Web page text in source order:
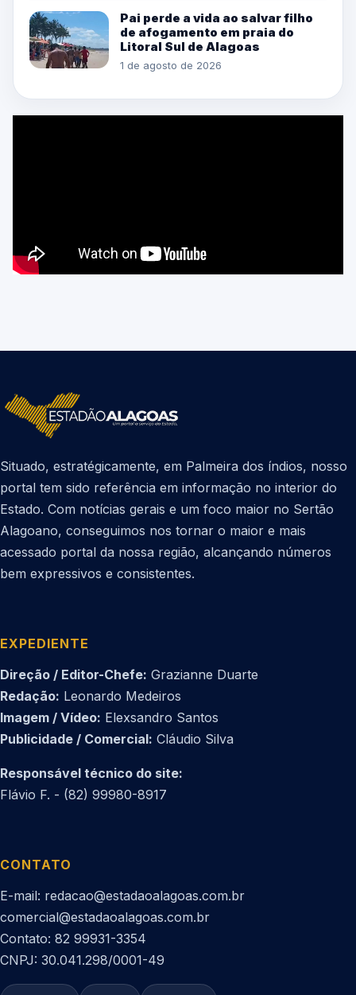
Pai perde a vida ao salvar filho
de afogamento em praia do
Litoral Sul de Alagoas
1 de agosto de 2026
Situado, estratégicamente, em Palmeira dos índios, nosso
portal tem sido referência em informação no interior do
Estado. Com notícias gerais e um foco maior no Sertão
Alagoano, conseguimos nos tornar o maior e mais
acessado portal da nossa região, alcançando números
bem expressivos e consistentes.
EXPEDIENTE
Direção / Editor-Chefe: Grazianne Duarte
Redação: Leonardo Medeiros
Imagem / Vídeo: Elexsandro Santos
Publicidade / Comercial: Cláudio Silva
Responsável técnico do site:
Flávio F. - (82) 99980-8917
CONTATO
E-mail: redacao@estadaoalagoas.com.br
comercial@estadaoalagoas.com.br
Contato: 82 99931-3354
CNPJ: 30.041.298/0001-49